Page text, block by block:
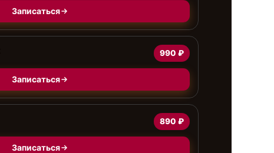
Записаться
990 ₽
Записаться
890 ₽
Записаться